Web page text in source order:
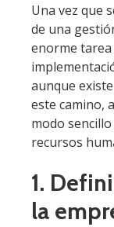
Una vez que
de una
enorme tarea
aunque
este camino,
modo
recursos
1.
la